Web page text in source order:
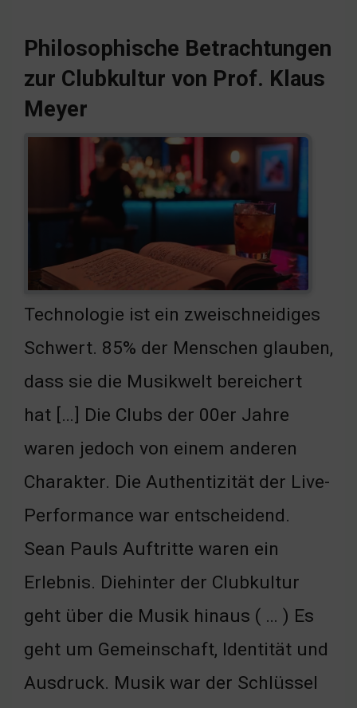
Philosophische Betrachtungen
zur Clubkultur von Prof. Klaus
Meyer
Technologie ist ein zweischneidiges
Schwert. 85% der Menschen glauben,
dass sie die Musikwelt bereichert
hat […] Die Clubs der 00er Jahre
waren jedoch von einem anderen
Charakter. Die Authentizität der Live-
Performance war entscheidend.
Sean Pauls Auftritte waren ein
Erlebnis. Diehinter der Clubkultur
geht über die Musik hinaus ( … ) Es
geht um Gemeinschaft, Identität und
Ausdruck. Musik war der Schlüssel